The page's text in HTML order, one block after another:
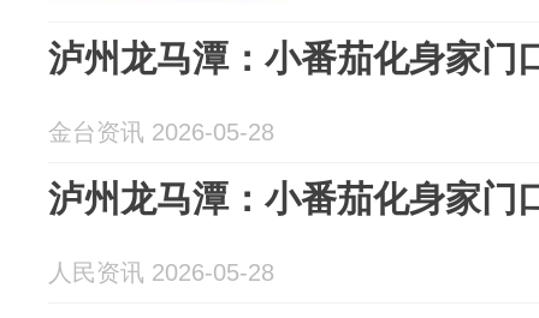
泸州龙马潭：小番茄化身家门
金台资讯 2026-05-28
泸州龙马潭：小番茄化身家门
人民资讯 2026-05-28